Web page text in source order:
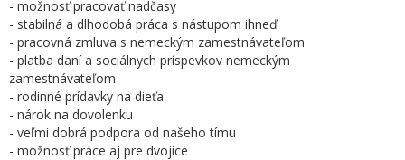
- možnosť pracovať nadčasy
- stabilná a dlhodobá práca s nástupom ihneď
- pracovná zmluva s nemeckým zamestnávateľom
- platba daní a sociálnych príspevkov nemeckým
zamestnávateľom
- rodinné prídavky na dieťa
- nárok na dovolenku
- veľmi dobrá podpora od našeho tímu
- možnosť práce aj pre dvojice